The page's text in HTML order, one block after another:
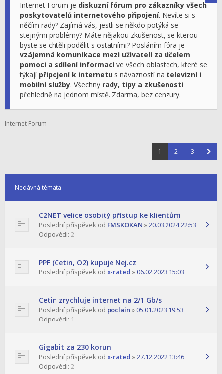
Internet Forum je diskuzní fórum pro zákazníky všech
poskytovatelů internetového připojení. Nevíte si s
něčím rady? Zajímá vás, jestli se někdo potýká se
stejnými problémy? Máte nějakou zkušenost, se kterou
byste se chtěli podělit s ostatními? Posláním fóra je
vzájemná komunikace mezi uživateli za účelem
pomoci a sdílení informacíve všech oblastech, které se
týkají připojení k internetu s návazností na televizní i
mobilní služby. Všechny rady, tipy a zkušenosti
přehledně na jednom místě. Zdarma, bez cenzury.
Internet Forum
1 2 3
Nedávná témata
C2NET velice osobitý přístup ke klientům
Poslední příspěvek od FMSKOKAN »20.03.2024 22:53
Odpovědi: 2
PPF (Cetin, O2) kupuje Nej.cz
Poslední příspěvek od x-rated »06.02.2023 15:03
Cetin zrychluje internet na 2/1 Gb/s
Poslední příspěvek od poclain »05.01.2023 19:53
Odpovědi: 1
Gigabit za 230 korun
Poslední příspěvek od x-rated »27.12.2022 13:46
Odpovědi: 2